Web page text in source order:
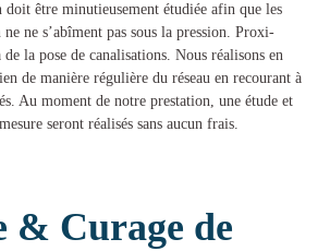
être minutieusement étudiée afin que les
ne s’abîment pas sous la pression. Proxi-
de la pose de canalisations. Nous réalisons en
de manière régulière du réseau en recourant à
Au moment de notre prestation, une étude et
seront réalisés sans aucun frais.
& Curage de